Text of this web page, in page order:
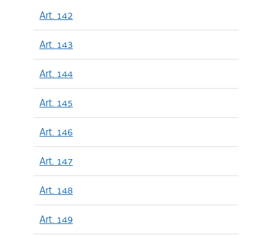
Art. 142
Art. 143
Art. 144
Art. 145
Art. 146
Art. 147
Art. 148
Art. 149